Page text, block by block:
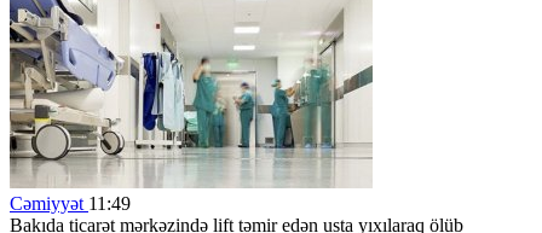
Cəmiyyət 11:49
Bakıda ticarət mərkəzində lift təmir edən usta yıxılaraq ölüb